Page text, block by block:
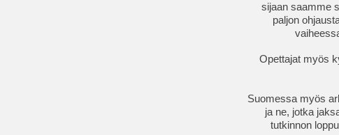
sijaan saamme
paljon
Opettajat myös
Suomessa myös
ja ne, jotka
tutkinnon